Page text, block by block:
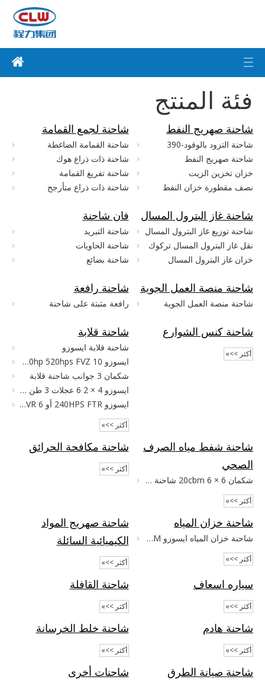
فئة المنتج
شاحنة صهريج النفط
شاحنة التزود بالوقود-390
شاحنة صهريج النفط
خزان تخزين الزيت
نصف مقطورة خزان النفط
شاحنة لجمع القمامة
شاحنة القمامة الضاغطة
شاحنة ذات ذراع هوك
شاحنة تفريغ القمامة
شاحنة ذات ذراع متأرجح
شاحنة غاز البترول المسال
شاحنة توزيع غاز البترول المسال
نقل غاز البترول المسال تركوك
خزان غاز البترول المسال
فان شاحنة
شاحنة التبريد
شاحنة الحاويات
شاحنة بضائع
شاحنة منصة العمل الجوية
شاحنة منصة العمل الجوية
شاحنة رافعة
رافعة مثبتة على شاحنة
شاحنة كنس الشوارع
أكثر >>»
شاحنة قلابة
شاحنة قلابة ايسوزو
ايسوزو 380HPS 420hp 460hp 520hps FVZ 10 عجلات 30TONS T700 شاحنة قلابة
شكمان 3 جوانب شاحنة قلابة
ايسوزو 4 × 2 6 عجلات 3 طن 5 طن شاحنة قلابة
ايسوزو 240HPS FTR أو FVR 6 عجلات 15 طن 10cbm شاحنة قلابة
أكثر >>»
شاحنة شفط مياه الصرف
الصحي
شكمان 6 × 6 20cbm شاحنة شفط مياه الصرف الصحي
أكثر >>»
شاحنة مكافحة الحرائق
أكثر >>»
شاحنة خزان المياه
شاحنة خزان المياه ايسوزو 15CBM
أكثر >>»
شاحنة صهريج المواد
الكيميائية السائلة
أكثر >>»
سياره اسعاف
أكثر >>»
شاحنة القافلة
أكثر >>»
شاحنة هادم
أكثر >>»
شاحنة خلط الخرسانة
أكثر >>»
شاحنة صيانة الطرق شاحنات أخرى